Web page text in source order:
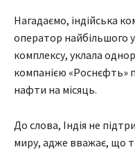
Нагадаємо, індійська
оператор найбільшого
комплексу, уклала
компанією «Роснєфть»
нафти на місяць.
До слова, Індія не
миру, адже вважає, що